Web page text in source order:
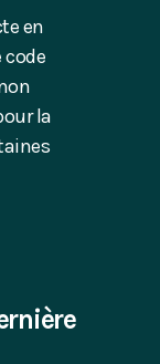
en
code
la